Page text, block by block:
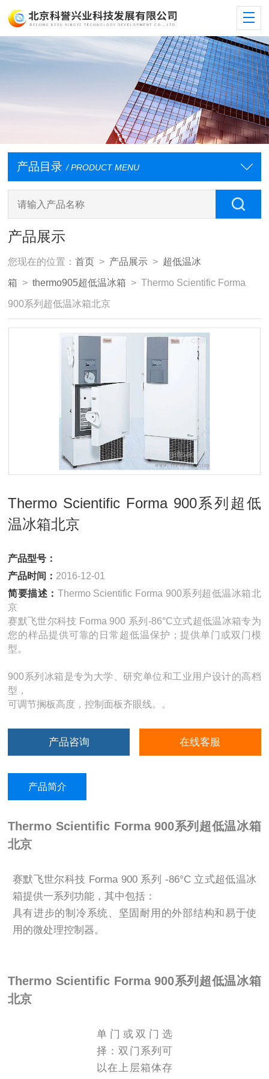
产品目录 / PRODUCT MENU
产品展示
您现在的位置：首页 > 产品展示 > 超低温冰
箱 >thermo905超低温冰箱 > Thermo Scientific Forma
900系列超低温冰箱北京
Thermo Scientific Forma 900系列超低
温冰箱北京
产品型号：
产品时间： 2016-12-01
简要描述： Thermo Scientific Forma 900系列超低温冰箱北
京
赛默飞世尔科技 Forma 900 系列-86°C立式超低温冰箱专为
您的样品提供可靠的日常超低温保护；提供单门或双门模
型。
900系列冰箱是专为大学、研究单位和工业用户设计的高档
型，
可调节搁板高度，控制面板齐眼线。。
产品咨询 在线客服
产品简介
Thermo Scientific Forma 900系列超低温冰箱
北京
赛默飞世尔科技 Forma 900 系列 -86°C 立式超低温冰
箱提供一系列功能，其中包括：
具有进步的制冷系统、坚固耐用的外部结构和易于使
用的微处理控制器。
Thermo Scientific Forma 900系列超低温冰箱
北京
单门或双门选
择：双门系列可
以在上层箱体存